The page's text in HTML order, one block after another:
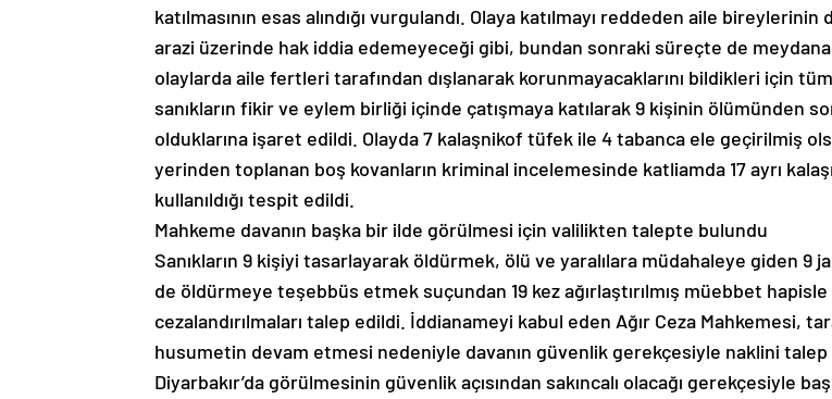
katılmasının esas alındığı vurgulandı. Olaya katılmayı reddeden aile bireylerinin
arazi üzerinde hak iddia edemeyeceği gibi, bundan sonraki süreçte de
olaylarda aile fertleri tarafından dışlanarak korunmayacaklarını bildikleri için
sanıkların fikir ve eylem birliği içinde çatışmaya katılarak 9 kişinin ölümünden
olduklarına işaret edildi. Olayda 7 kalaşnikof tüfek ile 4 tabanca ele geçirilmiş
yerinden toplanan boş kovanların kriminal incelemesinde katliamda 17 ayrı
kullanıldığı tespit edildi.
Mahkeme davanın başka bir ilde görülmesi için valilikten talepte bulundu
Sanıkların 9 kişiyi tasarlayarak öldürmek, ölü ve yaralılara müdahaleye giden 9
de öldürmeye teşebbüs etmek suçundan 19 kez ağırlaştırılmış müebbet hapisle
cezalandırılmaları talep edildi. İddianameyi kabul eden Ağır Ceza Mahkemesi,
husumetin devam etmesi nedeniyle davanın güvenlik gerekçesiyle naklini talep
Diyarbakır’da görülmesinin güvenlik açısından sakıncalı olacağı gerekçesiyle